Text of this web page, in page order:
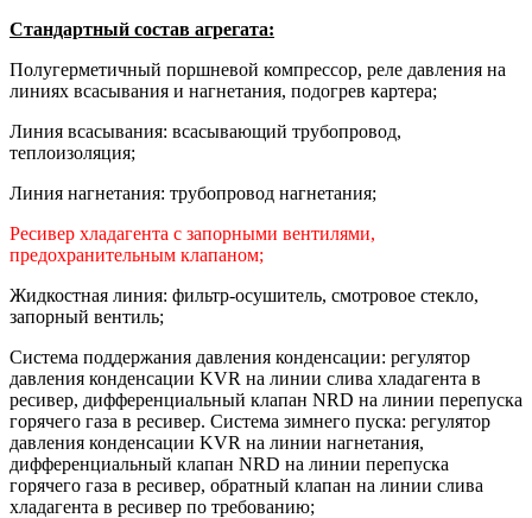
Стандартный состав агрегата:
Полугерметичный поршневой компрессор, реле давления на
линиях всасывания и нагнетания, подогрев картера;
Линия всасывания: всасывающий трубопровод,
теплоизоляция;
Линия нагнетания: трубопровод нагнетания;
Ресивер хладагента с запорными вентилями,
предохранительным клапаном;
Жидкостная линия: фильтр-осушитель, смотровое стекло,
запорный вентиль;
Система поддержания давления конденсации: регулятор
давления конденсации KVR на линии слива хладагента в
ресивер, дифференциальный клапан NRD на линии перепуска
горячего газа в ресивер. Система зимнего пуска: регулятор
давления конденсации KVR на линии нагнетания,
дифференциальный клапан NRD на линии перепуска
горячего газа в ресивер, обратный клапан на линии слива
хладагента в ресивер по требованию;